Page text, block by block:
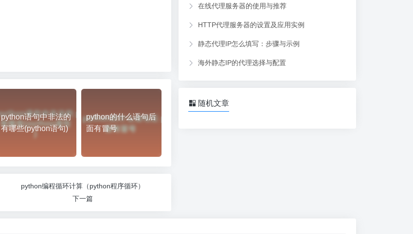
python语句中非法的
有哪些(python语句)
python的什么语句后
面有冒号
python编程循环计算（python程序循环）
下一篇
在线代理服务器的使用与推荐
HTTP代理服务器的设置及应用实例
静态代理IP怎么填写：步骤与示例
海外静态IP的代理选择与配置
随机文章